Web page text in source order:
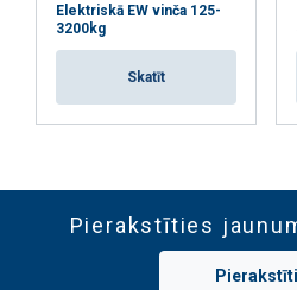
Elektriskā EW vinča 125-
3200kg
Skatīt
Pierakstīties